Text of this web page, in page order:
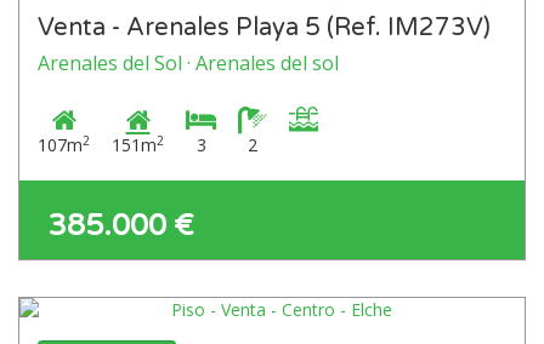
Venta - Arenales Playa 5 (Ref. IM273V)
Arenales del Sol · Arenales del sol
107m2 151m2 3 2
385.000 €